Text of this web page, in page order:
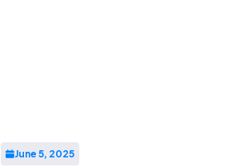
June 5, 2025